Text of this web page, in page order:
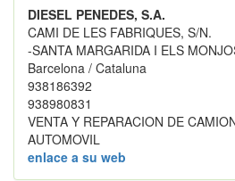
DIESEL PENEDES, S.A.
CAMI DE LES FABRIQUES, S/N.
-SANTA MARGARIDA I ELS
Barcelona / Cataluna
938186392
938980831
VENTA Y REPARACION DE
AUTOMOVIL
enlace a su web